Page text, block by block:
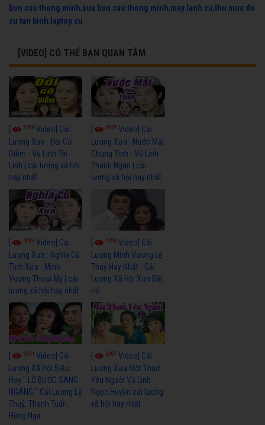
bon cau thong minh,sua bon cau thong minh,may lanh cu,thu mua do
cu tan binh, laptop cu
[VIDEO] CÓ THỂ BẠN QUAN TÂM
7688 Video] Cải
Lương Xưa : Đời Cô
Diễm - Vũ Linh Tài
Linh | cải lương xã hội
hay nhất
6937Video] Cải
Lương Xưa : Nước Mắt
Chung Tình - Vũ Linh
Thanh Ngân | cải
lương xã hội hay nhất
[ 6083 Video] Cải
Lương Xưa : Nghĩa Cũ
Tình Xưa - Minh
Vương Thoại Mỹ | cải
lương xã hội hay nhất
[ 6698Video] Cải
Lương Minh Vương Lệ
Thuỷ Hay Nhất - Cải
Lương Xã Hội Xưa Bất
Hủ
[ 6991 Video] Cải
Lương Xã Hội Siêu
Hay " LỠ BƯỚC SANG
NGANG " Cải Lương Lệ
Thuỷ, Thanh Tuấn,
Hồng Nga
[ 6397Video] Cải
Lương Xưa Một Thuở
Yêu Người Vũ Linh
Ngọc Huyền cải lương
xã hội hay nhất